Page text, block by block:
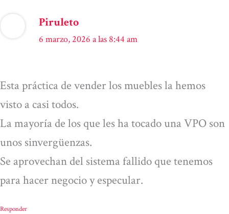
Piruleto
6 marzo, 2026 a las 8:44 am
Esta práctica de vender los muebles la hemos
visto a casi todos.
La mayoría de los que les ha tocado una VPO son
unos sinvergüenzas.
Se aprovechan del sistema fallido que tenemos
para hacer negocio y especular.
Responder